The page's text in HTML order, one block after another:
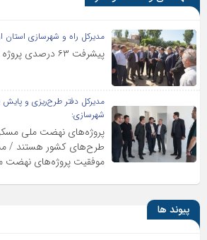
مدیرکل راه و شهرسازی استان
پیشرفت ۶۳ درصدی پروژه احداث کمربندی خلخال
مدیرکل دفتر طرح‌ریزی و
شهرسازی:
پروژه‌های نهضت ملی مسکن
طرح‌های کشور هستند /
موفقیت پروژه‌های نهضت
پیوند ها